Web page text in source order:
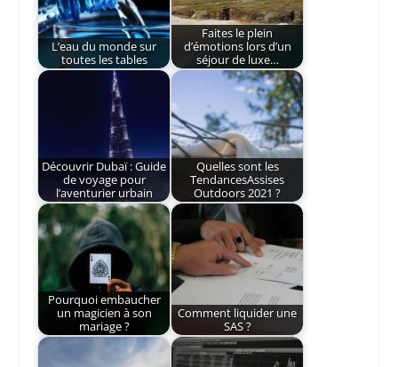
L’eau du monde sur
toutes les tables
Faites le plein
d’émotions lors d’un
séjour de luxe…
Découvrir Dubaï : Guide
de voyage pour
l’aventurier urbain
Quelles sont les
TendancesAssises
Outdoors 2021 ?
Pourquoi embaucher
un magicien à son
mariage ?
Comment liquider une
SAS ?